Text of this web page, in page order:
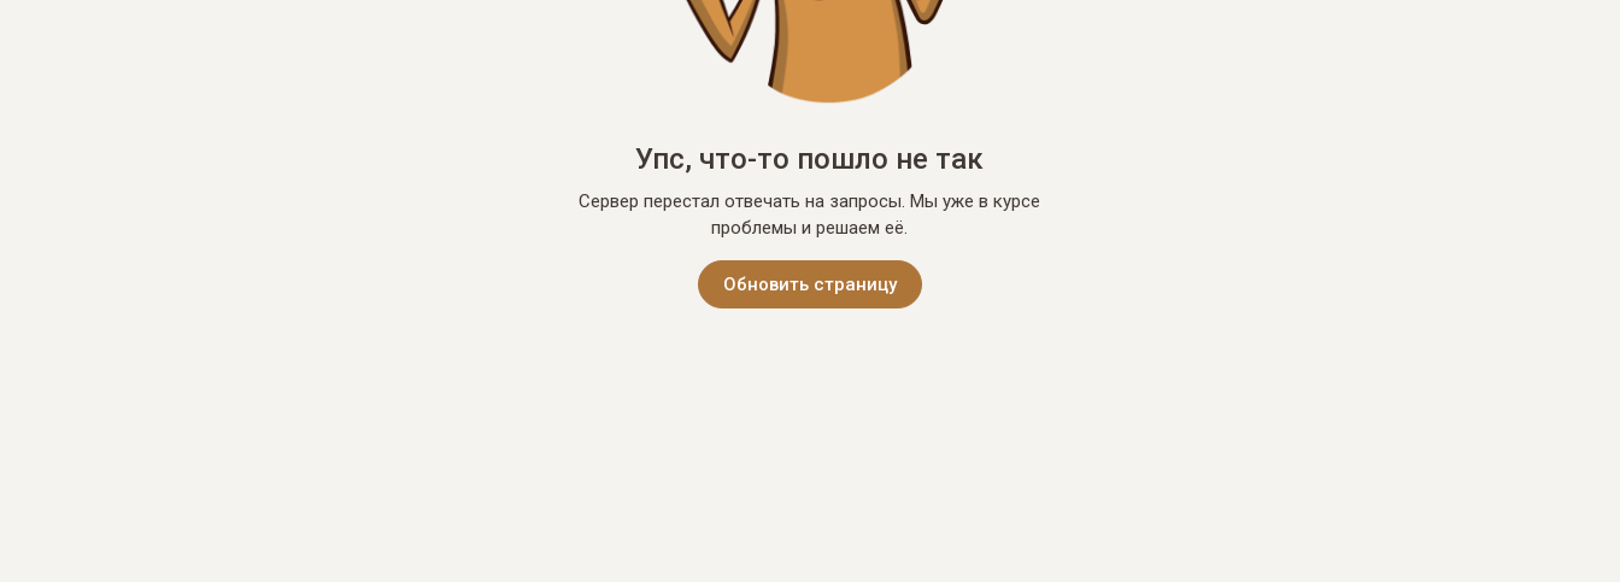
Упс, что-то пошло не так
Сервер перестал отвечать на запросы. Мы уже в курсе
проблемы и решаем её.
Обновить страницу